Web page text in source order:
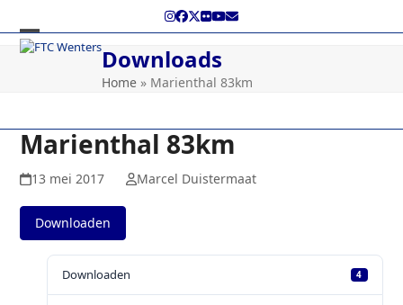
content
Instagram
Facebook
Twitter
Flickr
YouTube
E-
mail
Open
Close
Downloads
Home » Marienthal 83km
Marienthal 83km
13 mei 2017 Marcel Duistermaat
Downloaden
Downloaden 4